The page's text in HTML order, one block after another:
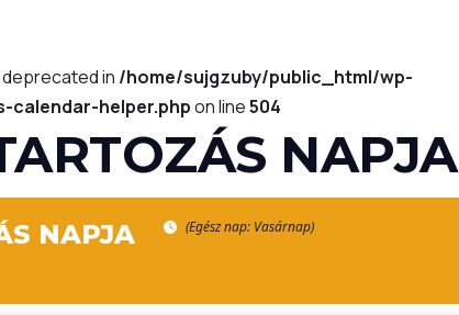
in /home/sujgzuby/public_html/wp-
calendar-helper.phpon line504
NAPJA
NAPJA (Egész nap: Vasárnap)